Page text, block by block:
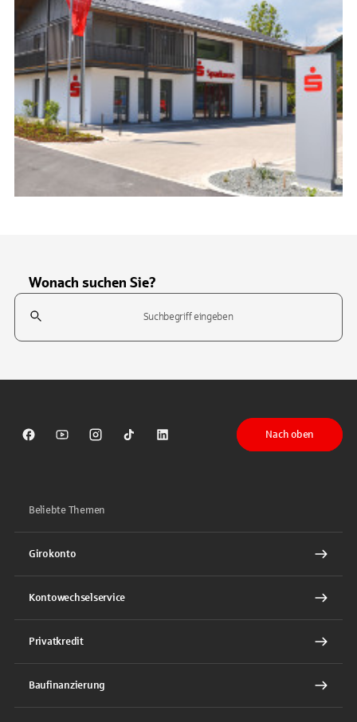
Wonach suchen Sie?
Suchfeld
Sparkasse auf Facebook
Sparkasse auf Youtube
Sparkasse auf Instagram
Sparkasse auf TikTok
Sparkasse auf LinkedIn
Nach oben
Beliebte Themen
Girokonto
Kontowechselservice
Privatkredit
Baufinanzierung